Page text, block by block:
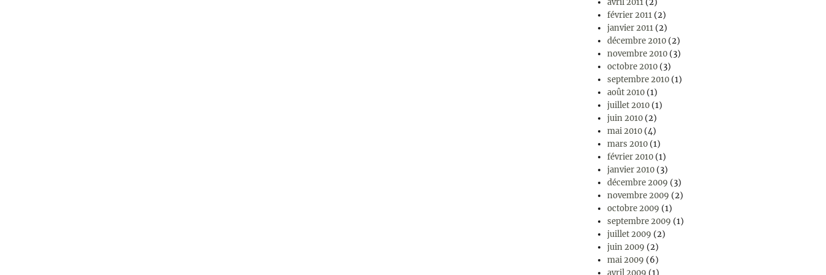
avril 2011 (2)
février 2011 (2)
janvier 2011 (2)
décembre 2010 (2)
novembre 2010 (3)
octobre 2010 (3)
septembre 2010 (1)
août 2010 (1)
juillet 2010 (1)
juin 2010 (2)
mai 2010 (4)
mars 2010 (1)
février 2010 (1)
janvier 2010 (3)
décembre 2009 (3)
novembre 2009 (2)
octobre 2009 (1)
septembre 2009 (1)
juillet 2009 (2)
juin 2009 (2)
mai 2009 (6)
avril 2009 (1)